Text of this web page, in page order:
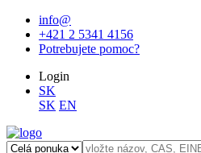
info@
+421 2 5341 4156
Potrebujete pomoc?
Login
SK
SK EN